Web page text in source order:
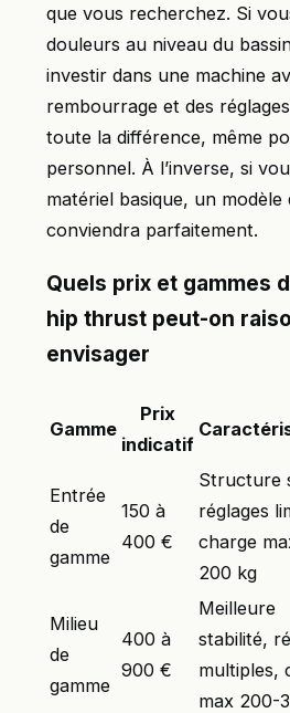
que vous recherchez. Si
douleurs au niveau du
investir dans une machine
rembourrage et des
toute la différence, même
personnel. À l’inverse, si
matériel basique, un modèle
conviendra parfaitement.
Quels prix et gammes
hip thrust peut-on
envisager
Gamme
Prix
indicatif
Entrée
de
gamme
150 à
400 €
Structure
réglages
charge
200 kg
Milieu
de
gamme
400 à
900 €
Meilleure
stabilité,
multiples,
max 200-